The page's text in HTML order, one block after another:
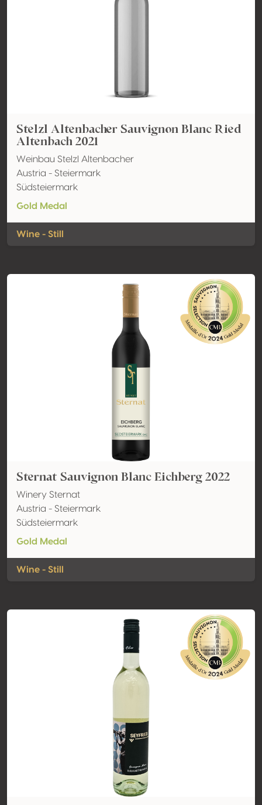
Stelzl Altenbacher Sauvignon Blanc Ried
Altenbach 2021
Weinbau Stelzl Altenbacher
Austria - Steiermark
Südsteiermark
Gold Medal
Wine - Still
Sternat Sauvignon Blanc Eichberg 2022
Winery Sternat
Austria - Steiermark
Südsteiermark
Gold Medal
Wine - Still